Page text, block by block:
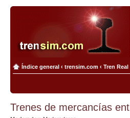
Índice general ‹ trensim.com ‹ Tren Real
Trenes de mercancías